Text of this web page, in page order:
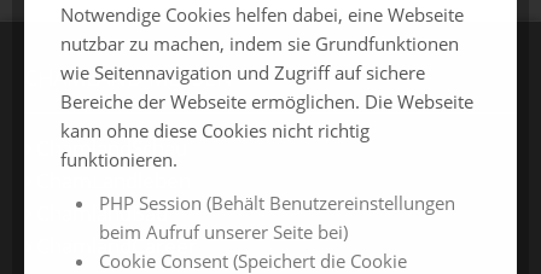
CHAMLAND MESSEN
ChamlandSchau
ChamlandBau
ChamlandCareer
Notwendige Cookies helfen dabei, eine Webseite
nutzbar zu machen, indem sie Grundfunktionen
wie Seitennavigation und Zugriff auf sichere
Bereiche der Webseite ermöglichen. Die Webseite
kann ohne diese Cookies nicht richtig
funktionieren.
PHP Session (Behält Benutzereinstellungen
beim Aufruf unserer Seite bei)
Cookie Consent (Speichert die Cookie